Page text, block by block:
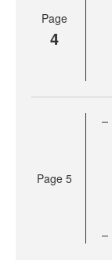
Page
4
Page 5